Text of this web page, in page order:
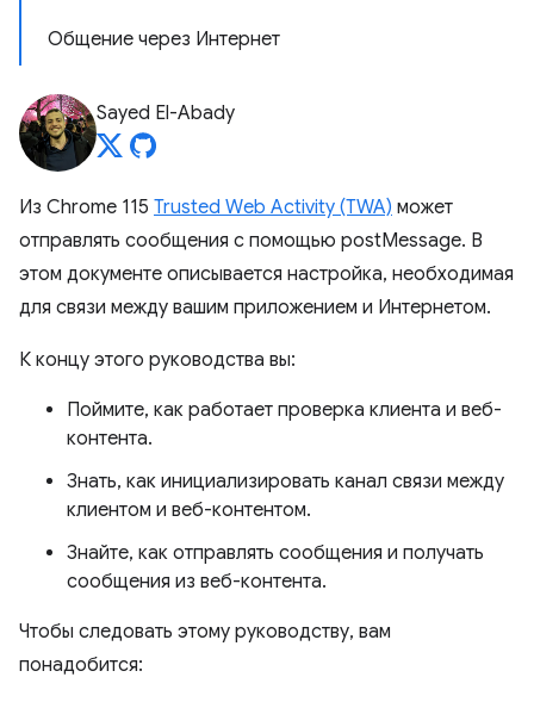
Общение через Интернет
Sayed El-Abady
Из Chrome 115 Trusted Web Activity (TWA) может
отправлять сообщения с помощью postMessage. В
этом документе описывается настройка, необходимая
для связи между вашим приложением и Интернетом.
К концу этого руководства вы:
Поймите, как работает проверка клиента и веб-
контента.
Знать, как инициализировать канал связи между
клиентом и веб-контентом.
Знайте, как отправлять сообщения и получать
сообщения из веб-контента.
Чтобы следовать этому руководству, вам
понадобится: